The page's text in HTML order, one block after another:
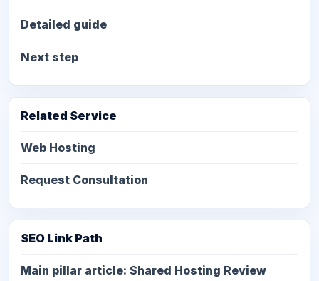
Detailed guide
Next step
Related Service
Web Hosting
Request Consultation
SEO Link Path
Main pillar article: Shared Hosting Review